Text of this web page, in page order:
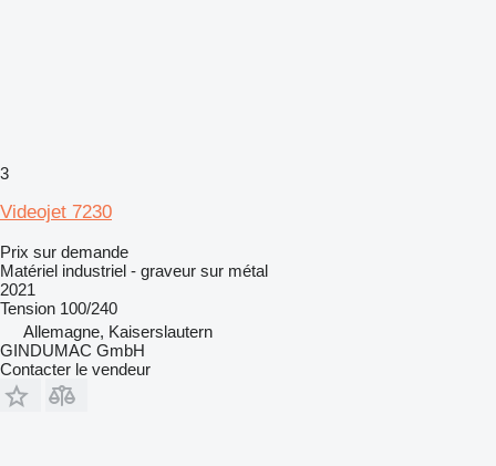
3
Videojet 7230
Prix sur demande
Matériel industriel - graveur sur métal
2021
Tension 100/240
Allemagne, Kaiserslautern
GINDUMAC GmbH
Contacter le vendeur